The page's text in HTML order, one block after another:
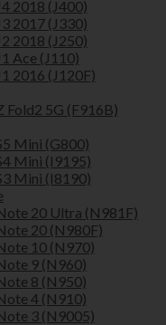
2018 (J400)
2017 (J330)
2018 (J250)
Ace (J110)
2016 (J120F)
Fold2 5G (F916B)
Mini (G800)
Mini (I9195)
Mini (I8190)
20 Ultra (N981F)
20 (N980F)
10 (N970)
9 (N960)
8 (N950)
4 (N910)
3 (N9005)